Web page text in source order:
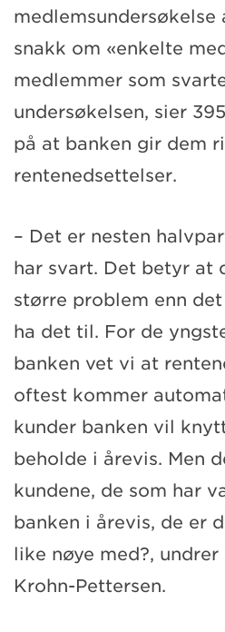
snakk om «enkelte
medlemmer som
undersøkelsen, sier
på at banken gir dem
rentenedsettelser.
– Det er nesten
har svart. Det betyr at
større problem enn
ha det til. For de
banken vet vi at
oftest kommer
kunder banken vil
beholde i årevis. Men
kundene, de som har
banken i årevis, de er
like nøye med?,
Krohn-Pettersen.